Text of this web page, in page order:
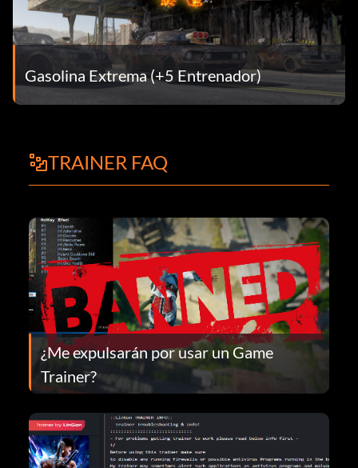
Gasolina Extrema (+5 Entrenador)
TRAINER FAQ
¿Me expulsarán por usar un Game
Trainer?